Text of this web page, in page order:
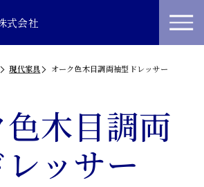
式会社
現代家具 オーク色木目調両袖型ドレッサー
木目調両
ッサー